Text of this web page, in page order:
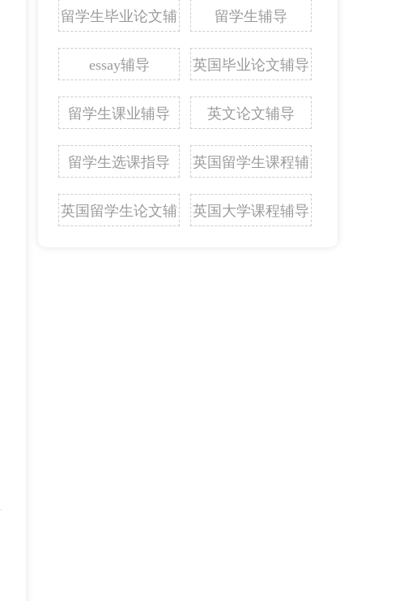
留学生毕业论文辅
导
留学生辅导
essay辅导 英国毕业论文辅导
留学生课业辅导 英文论文辅导
留学生选课指导
英国留学生课程辅
导
英国留学生论文辅
英国大学课程辅导